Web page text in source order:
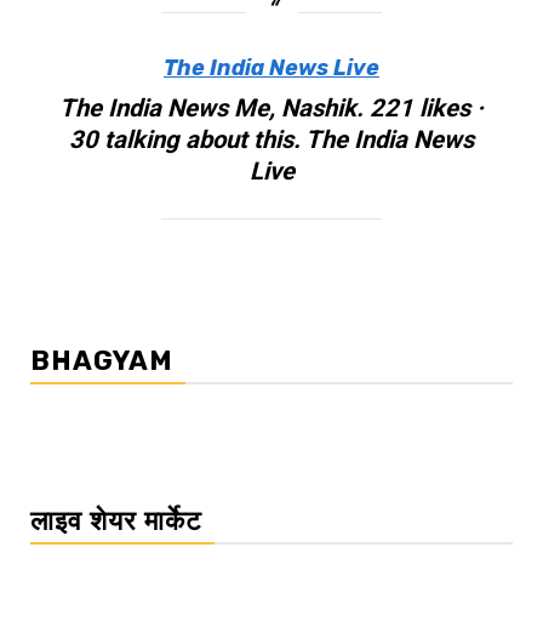
The India News Live
The India News Me, Nashik. 221 likes ·
30 talking about this. The India News
Live
BHAGYAM
लाइव शेयर मार्केट